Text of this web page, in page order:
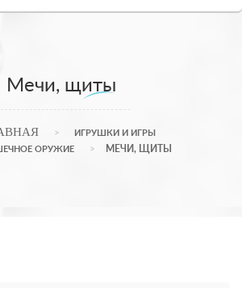
Мечи, щиты
ИГРУШКИ И ИГРЫ
ОРУЖИЕ
МЕЧИ, ЩИТЫ